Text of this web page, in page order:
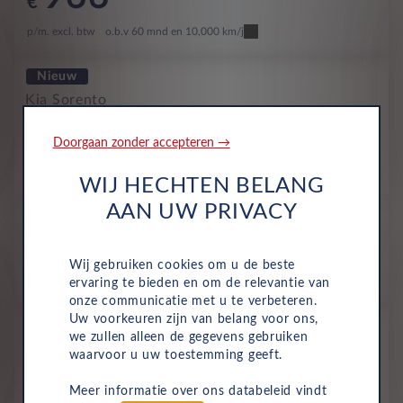
p/m. excl. btw o.b.v 60 mnd en 10,000 km/j
Nieuw
Kia Sorento
4WD 7zits
All-inclusive prijs
p/m. excl. btw o.b.v 60 mnd en 10,000 km/j
Nieuw
Kia Sorento
Doorgaan zonder accepteren →
WIJ HECHTEN BELANG
AAN UW PRIVACY
Wij gebruiken cookies om u de beste
ervaring te bieden en om de relevantie van
onze communicatie met u te verbeteren.
Uw voorkeuren zijn van belang voor ons,
we zullen alleen de gegevens gebruiken
waarvoor u uw toestemming geeft.
Meer informatie over ons databeleid vindt